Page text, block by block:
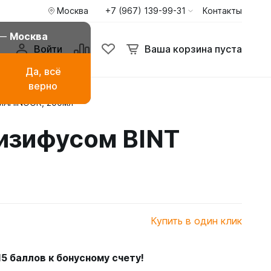
Москва
Москва
Да, всё
верно
+7 (967) 139-99-31 Контакты
Войти Ваша корзина пуста
Буркини мусульманские
Туники пиджаки кардиганы
200мл
BINT
Купить в один клик
баллов к бонусному счету!